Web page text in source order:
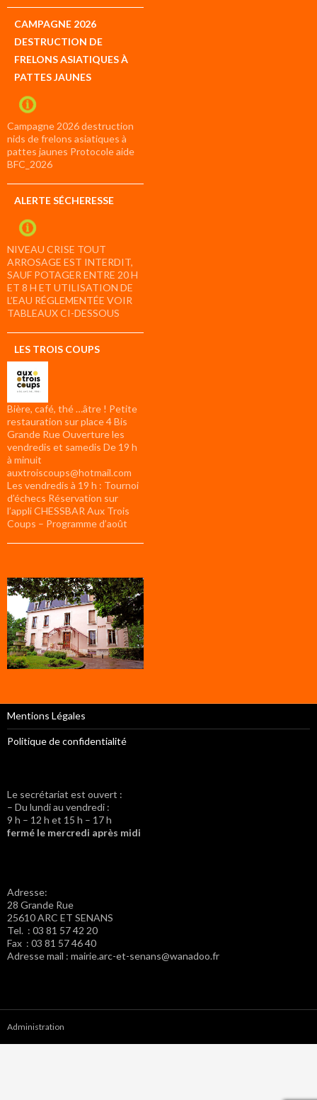
CAMPAGNE 2026
DESTRUCTION DE
FRELONS ASIATIQUES À
PATTES JAUNES
Campagne 2026 destruction
nids de frelons asiatiques à
pattes jaunes Protocole aide
BFC_2026
ALERTE SÉCHERESSE
NIVEAU CRISE TOUT
ARROSAGE EST INTERDIT,
SAUF POTAGER ENTRE 20 H
ET 8 H ET UTILISATION DE
L’EAU RÉGLEMENTÉE VOIR
TABLEAUX CI-DESSOUS
LES TROIS COUPS
Bière, café, thé …âtre ! Petite
restauration sur place 4 Bis
Grande Rue Ouverture les
vendredis et samedis De 19 h
à minuit
auxtroiscoups@hotmail.com
Les vendredis à 19 h : Tournoi
d’échecs Réservation sur
l’appli CHESSBAR Aux Trois
Coups – Programme d’août
Mentions Légales
Politique de confidentialité
Le secrétariat est ouvert :
– Du lundi au vendredi :
9 h – 12 h et 15 h – 17 h
fermé le mercredi après midi
Adresse:
28 Grande Rue
25610 ARC ET SENANS
Tel. : 03 81 57 42 20
Fax : 03 81 57 46 40
Adresse mail : mairie.arc-et-senans@wanadoo.fr
Administration